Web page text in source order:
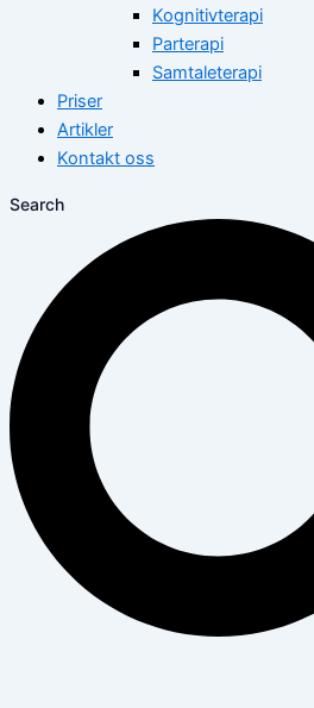
Kognitivterapi
Parterapi
Samtaleterapi
Priser
Artikler
Kontakt oss
Search